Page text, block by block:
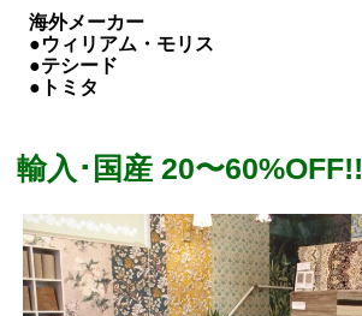
海外メーカー
●ウィリアム・モリス
●テシード
●トミタ
輸入･国産 20〜60%OFF!!